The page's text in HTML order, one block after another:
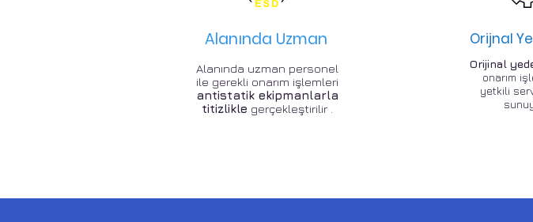
Alanında Uzman
Alanında uzman personel
ile gerekli onarım işlemleri
antistatik ekipmanlarla
titizlikle gerçekleştirilir .
Orijnal
Orijinal
onarım
yetkili